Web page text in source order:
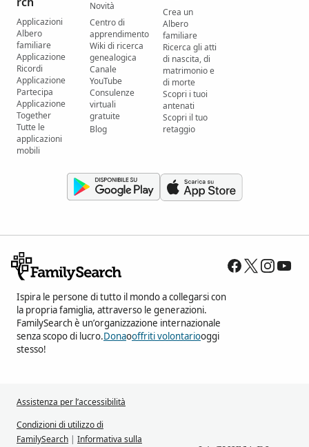
Applicazioni
Albero
familiare
Applicazione
Ricordi
Applicazione
Partecipa
Applicazione
Together
Tutte le
applicazioni
mobili
Novità
Centro di
apprendimento
Wiki di ricerca
genealogica
Canale
YouTube
Consulenze
virtuali
gratuite
Blog
Crea un
Albero
familiare
Ricerca gli atti
di nascita, di
matrimonio e
di morte
Scopri i tuoi
antenati
Scopri il tuo
retaggio
Ispira le persone di tutto il mondo a collegarsi con
la propria famiglia, attraverso le generazioni.
FamilySearch è un’organizzazione internazionale
senza scopo di lucro.Donaooffriti volontariooggi
stesso!
Assistenza per l’accessibilità
Condizioni di utilizzo di
FamilySearch | Informativa sulla